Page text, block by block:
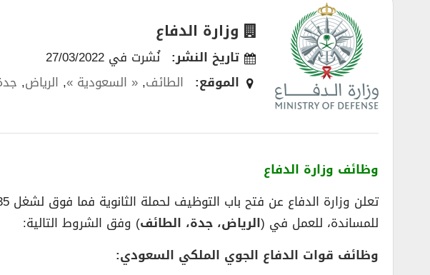
وزارة الدفاع
تاريخ النشر: نُشرت في 27/03/2022
الموقع: الطائف, « السعودية », الرياض,
وظائف وزارة الدفاع
تعلن وزارة الدفاع عن فتح باب التوظيف لحملة الثانوية فما فوق لشغل 35 وظيفة في (
للمساندة، للعمل في (الرياض، جدة، الطائف) وفق الشروط التالية:
وظائف قوات الدفاع الجوي الملكي السعودي: